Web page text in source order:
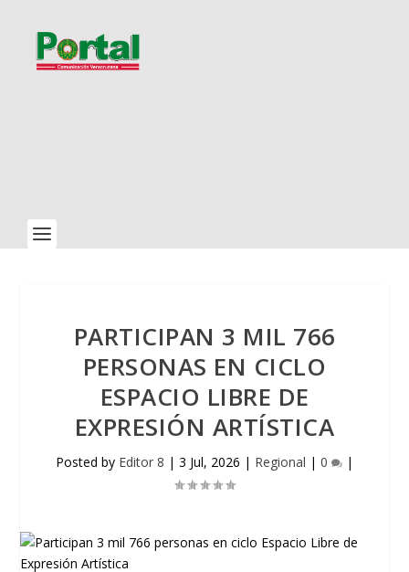
PARTICIPAN 3 MIL 766
PERSONAS EN CICLO
ESPACIO LIBRE DE
EXPRESIÓN ARTÍSTICA
Posted by Editor 8 | 3 Jul, 2026 | Regional | 0 |